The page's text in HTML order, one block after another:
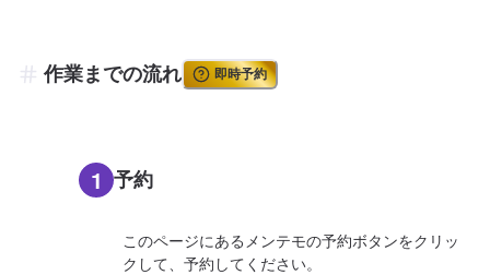
作業までの流れ 即時予約
1 予約
このページにあるメンテモの予約ボタンをクリッ
クして、予約してください。